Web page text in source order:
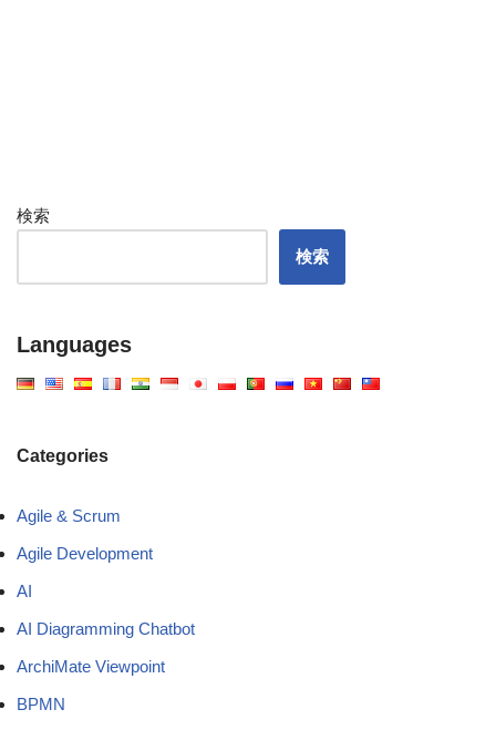
検索
検索
Languages
Categories
Agile & Scrum
Agile Development
AI
AI Diagramming Chatbot
ArchiMate Viewpoint
BPMN